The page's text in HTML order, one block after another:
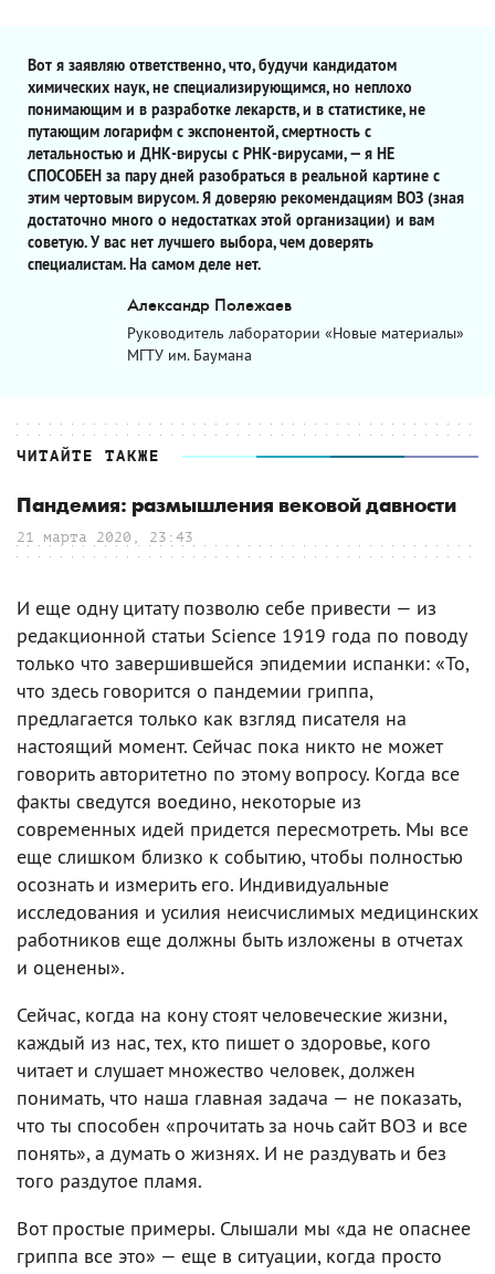
Вот я заявляю ответственно, что, будучи кандидатом
химических наук, не специализирующимся, но неплохо
понимающим и в разработке лекарств, и в статистике, не
путающим логарифм с экспонентой, смертность с
летальностью и ДНК-вирусы с РНК-вирусами, — я НЕ
СПОСОБЕН за пару дней разобраться в реальной картине с
этим чертовым вирусом. Я доверяю рекомендациям ВОЗ (зная
достаточно много о недостатках этой организации) и вам
советую. У вас нет лучшего выбора, чем доверять
специалистам. На самом деле нет.
Александр Полежаев
Руководитель лаборатории «Новые материалы»
МГТУ им. Баумана
ЧИТАЙТЕ ТАКЖЕ
Пандемия: размышления вековой давности
21 марта 2020, 23:43
И еще одну цитату позволю себе привести — из
редакционной статьи Science 1919 года по поводу
только что завершившейся эпидемии испанки: «То,
что здесь говорится о пандемии гриппа,
предлагается только как взгляд писателя на
настоящий момент. Сейчас пока никто не может
говорить авторитетно по этому вопросу. Когда все
факты сведутся воедино, некоторые из
современных идей придется пересмотреть. Мы все
еще слишком близко к событию, чтобы полностью
осознать и измерить его. Индивидуальные
исследования и усилия неисчислимых медицинских
работников еще должны быть изложены в отчетах
и оценены».
Сейчас, когда на кону стоят человеческие жизни,
каждый из нас, тех, кто пишет о здоровье, кого
читает и слушает множество человек, должен
понимать, что наша главная задача — не показать,
что ты способен «прочитать за ночь сайт ВОЗ и все
понять», а думать о жизнях. И не раздувать и без
того раздутое пламя.
Вот простые примеры. Слышали мы «да не опаснее
гриппа все это» — еще в ситуации, когда просто